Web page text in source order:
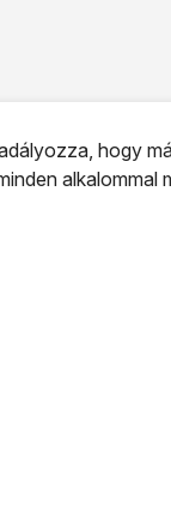
hogy